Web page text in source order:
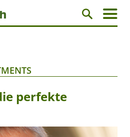
perfekte